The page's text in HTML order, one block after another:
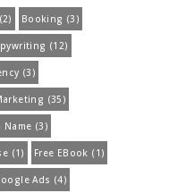
(2) Booking (3)
(12)
(3)
(35)
Name (3)
(1) Free EBook (1)
Ads (4)